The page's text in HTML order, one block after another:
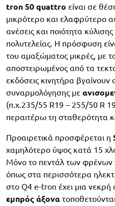
tron 50 quattro είναι σε
μικρότερο και ελαφρύτερο
ανέσεις και ποιότητα
πολυτελείας. Η πρόσφυση
του αμαξώματος μικρές, με
αποστειρωμένος από τα
εκδόσεις κινητήρα
συναρμολόγησης με
(π.χ.235/55 R19 – 255/50 R
περαιτέρω τη σταθερότητα
Προαιρετικά προσφέρεται η
χαμηλότερο ύψος κατά 15
Μόνο το πεντάλ των φρένων
όπως στα περισσότερα
στο Q4 e-tron έχει μια νεκρή
εμπρός άξονα